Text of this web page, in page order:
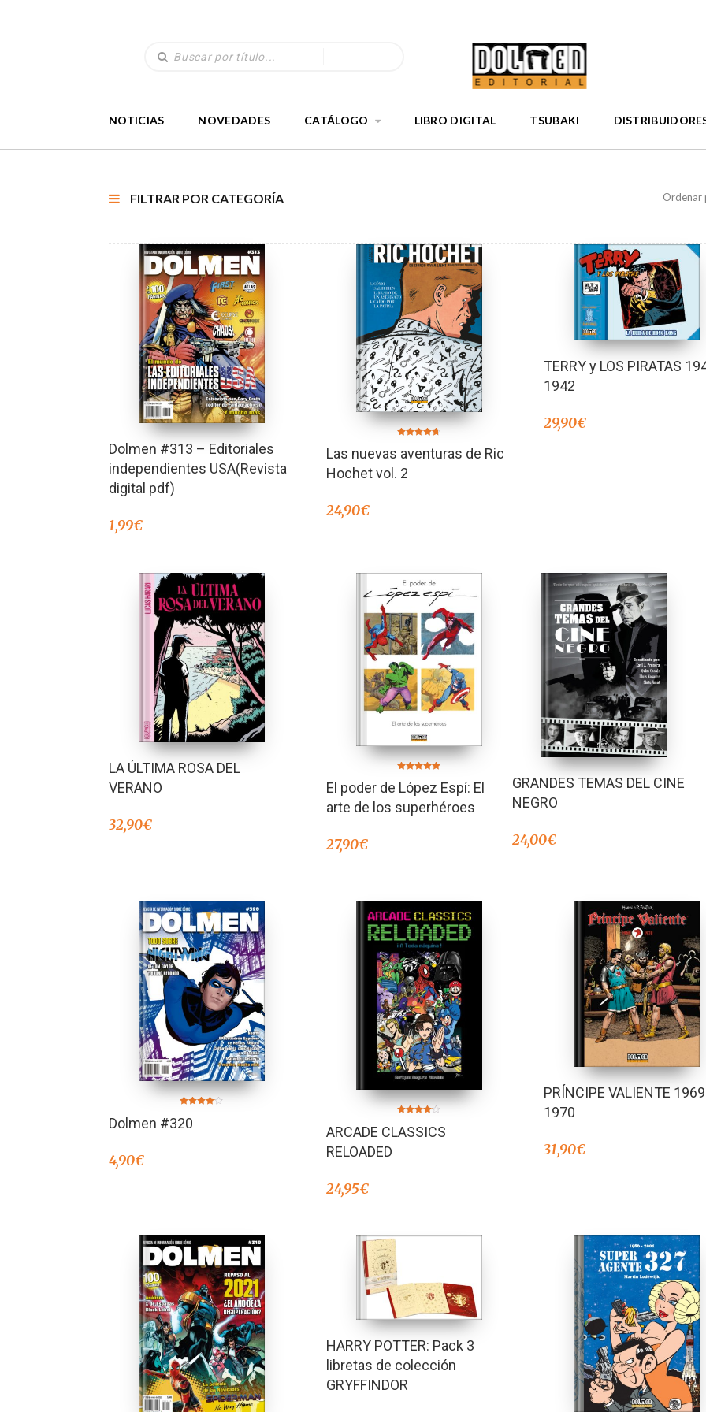
NOTICIAS NOVEDADES CATÁLOGO LIBRO DIGITAL TSUBAKI
FILTRAR POR CATEGORÍA Ordenar
Dolmen #313 – Editoriales
independientes USA(Revista
digital pdf)
1,99€
4.67
de 5
Las nuevas aventuras de Ric
Hochet vol. 2
24,90€
TERRY y LOS PIRATAS
1942
29,90€
LA ÚLTIMA ROSA DEL
VERANO
32,90€
5.00
de 5
El poder de López Espí: El
arte de los superhéroes
27,90€
GRANDES TEMAS DEL CINE
NEGRO
24,00€
en
4.00
Dolmen #320
4,90€
en
4.00
ARCADE CLASSICS
RELOADED
24,95€
PRÍNCIPE VALIENTE
1970
31,90€
HARRY POTTER: Pack 3
libretas de colección
GRYFFINDOR